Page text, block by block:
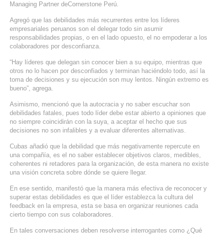
PAGINA WEB CON CATÁLOGO DE PRODUCTOS
PAGINAS WEB A MEDIDA
SISTEMAS PARA NEGOCIOS Y EMPRESAS
EMAIL MARKETING
ASESORÍA TECNOLÓGICA
PORTAFOLIO
BLOG
CONTACTO
Managing Partner deCornerstone Perú.
Agregó que las debilidades más recurrentes entre los líderes
empresariales peruanos son el delegar todo sin asumir
responsabilidades propias, o en el lado opuesto, el no empoderar a los
colaboradores por desconfianza.
“Hay líderes que delegan sin conocer bien a su equipo, mientras que
otros no lo hacen por desconfiados y terminan haciéndolo todo, así la
toma de decisiones y su ejecución son muy lentos. Ningún extremo es
bueno”, agrega.
Asimismo, mencionó que la autocracia y no saber escuchar son
debilidades fatales, pues todo líder debe estar abierto a opiniones que
no siempre coincidirán con la suya, a aceptar el hecho que sus
decisiones no son infalibles y a evaluar diferentes alternativas.
Cubas añadió que la debilidad que más negativamente repercute en
una compañía, es el no saber establecer objetivos claros, medibles,
coherentes ni retadores para la organización, de esta manera no existe
una visión concreta sobre dónde se quiere llegar.
En ese sentido, manifestó que la manera más efectiva de reconocer y
superar estas debilidades es que el líder establezca la cultura del
feedback en la empresa, esta se basa en organizar reuniones cada
cierto tiempo con sus colaboradores.
En tales conversaciones deben resolverse interrogantes como ¿Qué